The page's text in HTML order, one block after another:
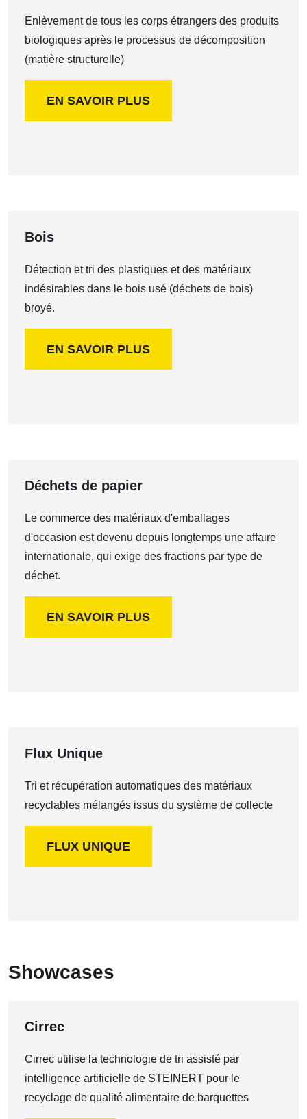
Enlèvement de tous les corps étrangers des produits
biologiques après le processus de décomposition
(matière structurelle)
EN SAVOIR PLUS
Bois
Détection et tri des plastiques et des matériaux
indésirables dans le bois usé (déchets de bois)
broyé.
EN SAVOIR PLUS
Déchets de papier
Le commerce des matériaux d'emballages
d'occasion est devenu depuis longtemps une affaire
internationale, qui exige des fractions par type de
déchet.
EN SAVOIR PLUS
Flux Unique
Tri et récupération automatiques des matériaux
recyclables mélangés issus du système de collecte
FLUX UNIQUE
Showcases
Cirrec
Cirrec utilise la technologie de tri assisté par
intelligence artificielle de STEINERT pour le
recyclage de qualité alimentaire de barquettes